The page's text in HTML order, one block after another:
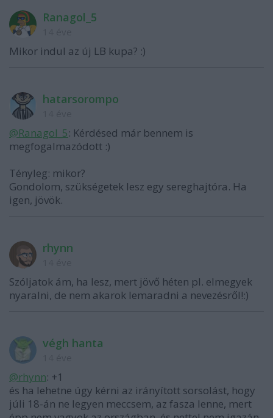
Ranagol_5
Mikor indul az új LB kupa? :)
hatarsorompo
@Ranagol_5: Kérdésed már bennem is
megfogalmazódott :)
Tényleg: mikor?
Gondolom, szükségetek lesz egy sereghajtóra. Ha
igen, jövök.
rhynn
Szóljatok ám, ha lesz, mert jövő héten pl. elmegyek
nyaralni, de nem akarok lemaradni a nevezésről!:)
végh hanta
@rhynn: +1
és ha lehetne úgy kérni az irányított sorsolást, hogy
júli 18-án ne legyen meccsem, az fasza lenne, mert